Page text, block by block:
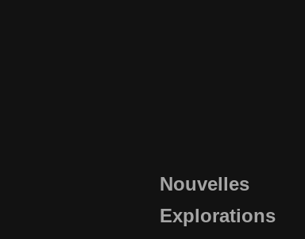
Nouvelles
Explorations